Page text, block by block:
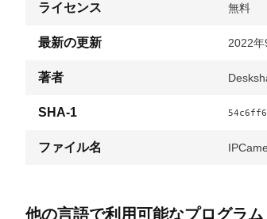
ライセンス 無料
最新の更新 2022年
著者
SHA-1
ファイル名
他の言語で利用可能なプログラム